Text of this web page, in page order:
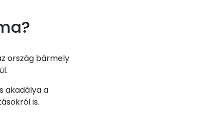
ország bármely
akadálya a
is.